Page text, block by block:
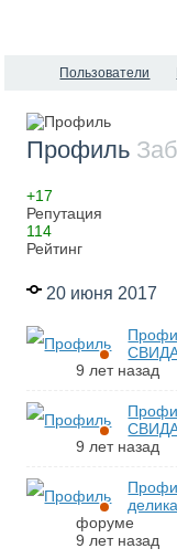
Пользователи
Профиль
+17
Репутация
114
Рейтинг
20 июня 2017
9 лет назад
9 лет назад
форуме
9 лет назад